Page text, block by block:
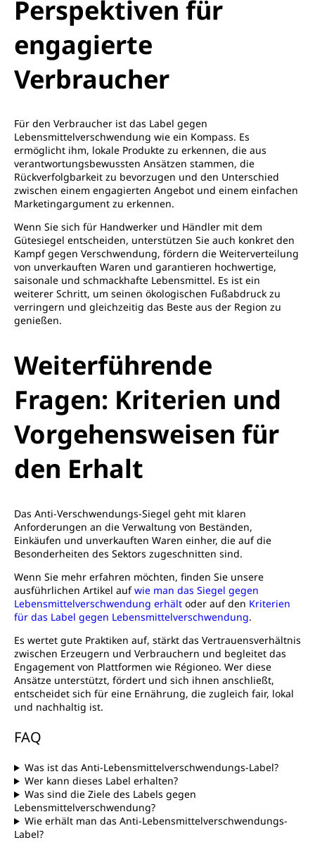
Perspektiven für
engagierte
Verbraucher
Für den Verbraucher ist das Label gegen
Lebensmittelverschwendung wie ein Kompass. Es
ermöglicht ihm, lokale Produkte zu erkennen, die aus
verantwortungsbewussten Ansätzen stammen, die
Rückverfolgbarkeit zu bevorzugen und den Unterschied
zwischen einem engagierten Angebot und einem einfachen
Marketingargument zu erkennen.
Wenn Sie sich für Handwerker und Händler mit dem
Gütesiegel entscheiden, unterstützen Sie auch konkret den
Kampf gegen Verschwendung, fördern die Weiterverteilung
von unverkauften Waren und garantieren hochwertige,
saisonale und schmackhafte Lebensmittel. Es ist ein
weiterer Schritt, um seinen ökologischen Fußabdruck zu
verringern und gleichzeitig das Beste aus der Region zu
genießen.
Weiterführende
Fragen: Kriterien und
Vorgehensweisen für
den Erhalt
Das Anti-Verschwendungs-Siegel geht mit klaren
Anforderungen an die Verwaltung von Beständen,
Einkäufen und unverkauften Waren einher, die auf die
Besonderheiten des Sektors zugeschnitten sind.
Wenn Sie mehr erfahren möchten, finden Sie unsere
ausführlichen Artikel aufwie man das Siegel gegen
Lebensmittelverschwendung erhält oder auf den Kriterien
für das Label gegen Lebensmittelverschwendung.
Es wertet gute Praktiken auf, stärkt das Vertrauensverhältnis
zwischen Erzeugern und Verbrauchern und begleitet das
Engagement von Plattformen wie Régioneo. Wer diese
Ansätze unterstützt, fördert und sich ihnen anschließt,
entscheidet sich für eine Ernährung, die zugleich fair, lokal
und nachhaltig ist.
FAQ
Was ist das Anti-Lebensmittelverschwendungs-Label?
Wer kann dieses Label erhalten?
Was sind die Ziele des Labels gegen
Lebensmittelverschwendung?
Wie erhält man das Anti-Lebensmittelverschwendungs-
Label?